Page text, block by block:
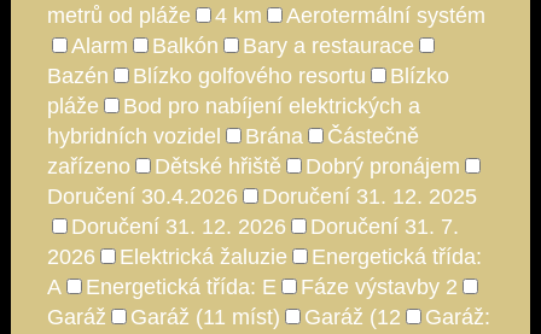
metrů od pláže
4 km
Aerotermální systém
Alarm
Balkón
Bary a restaurace
Bazén
Blízko golfového resortu
Blízko
pláže
Bod pro nabíjení elektrických a
hybridních vozidel
Brána
Částečně
zařízeno
Dětské hřiště
Dobrý pronájem
Doručení 30.4.2026
Doručení 31. 12. 2025
Doručení 31. 12. 2026
Doručení 31. 7.
2026
Elektrická žaluzie
Energetická třída:
A
Energetická třída: E
Fáze výstavby 2
Garáž
Garáž (11 míst) Garáž (12
Garáž: